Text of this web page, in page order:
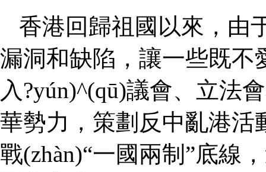
香港回歸祖國以來，由
漏洞和缺陷，讓一些既
入?yún)^(qū)議會、立
華勢力，策劃反中亂港
戰(zhàn)“一國兩制”底線，